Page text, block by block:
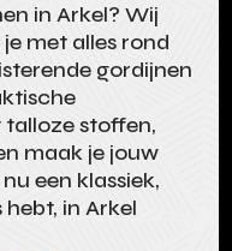
in Arkel? Wij
met alles rond
gordijnen
stoffen,
maak je jouw
een klassiek,
in Arkel